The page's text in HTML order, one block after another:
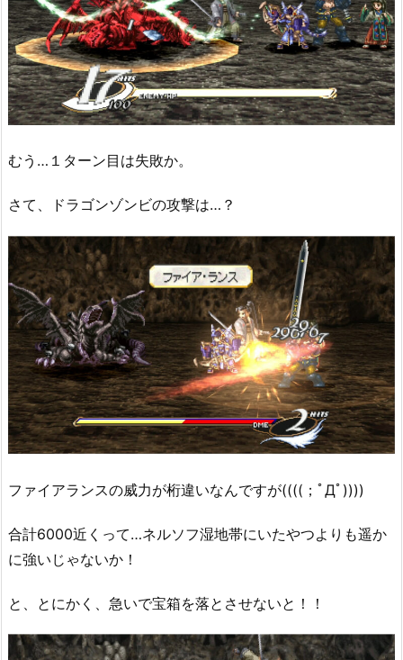
むう…１ターン目は失敗か。
さて、ドラゴンゾンビの攻撃は…？
ファイアランスの威力が桁違いなんですが((((；ﾟДﾟ))))
合計6000近くって…ネルソフ湿地帯にいたやつよりも遥か
に強いじゃないか！
と、とにかく、急いで宝箱を落とさせないと！！